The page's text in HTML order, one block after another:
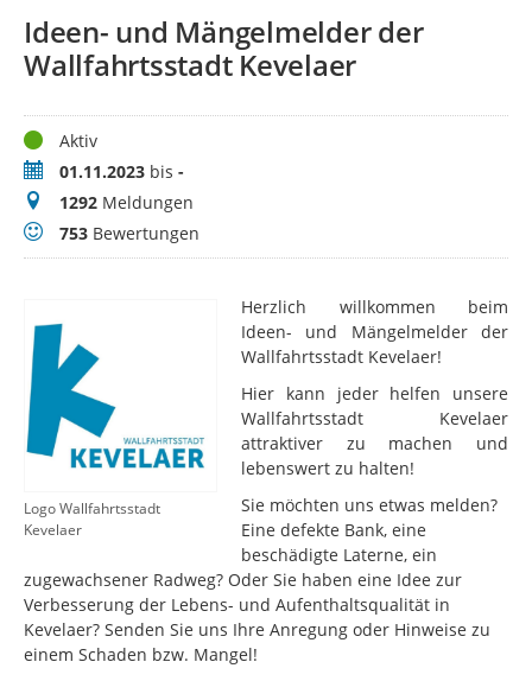
Ideen- und Mängelmelder der
Wallfahrtsstadt Kevelaer
StatusAktiv
Zeitraum01.11.2023 bis -
Meldungen
1292 Meldungen
Bewertungen
753 Bewertungen
Logo Wallfahrtsstadt
Kevelaer
Herzlich willkommen beim
Ideen- und Mängelmelder der
Wallfahrtsstadt Kevelaer!
Hier kann jeder helfen unsere
Wallfahrtsstadt Kevelaer
attraktiver zu machen und
lebenswert zu halten!
Sie möchten uns etwas melden?
Eine defekte Bank, eine
beschädigte Laterne, ein
zugewachsener Radweg? Oder Sie haben eine Idee zur
Verbesserung der Lebens- und Aufenthaltsqualität in
Kevelaer? Senden Sie uns Ihre Anregung oder Hinweise zu
einem Schaden bzw. Mangel!